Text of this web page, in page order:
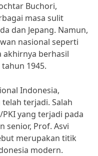
Buchori,
masa sulit
dan Jepang. Namun,
nasional seperti
akhirnya berhasil
1945.
Indonesia,
terjadi. Salah
yang terjadi pada
senior, Prof. Asvi
merupakan titik
modern.